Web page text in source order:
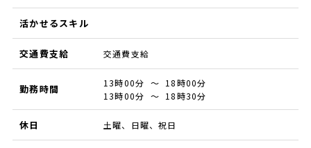
活かせるスキル
交通費支給 交通費支給
勤務時間
13時00分 ～ 18時00分
13時00分 ～ 18時30分
休日 土曜、日曜、祝日